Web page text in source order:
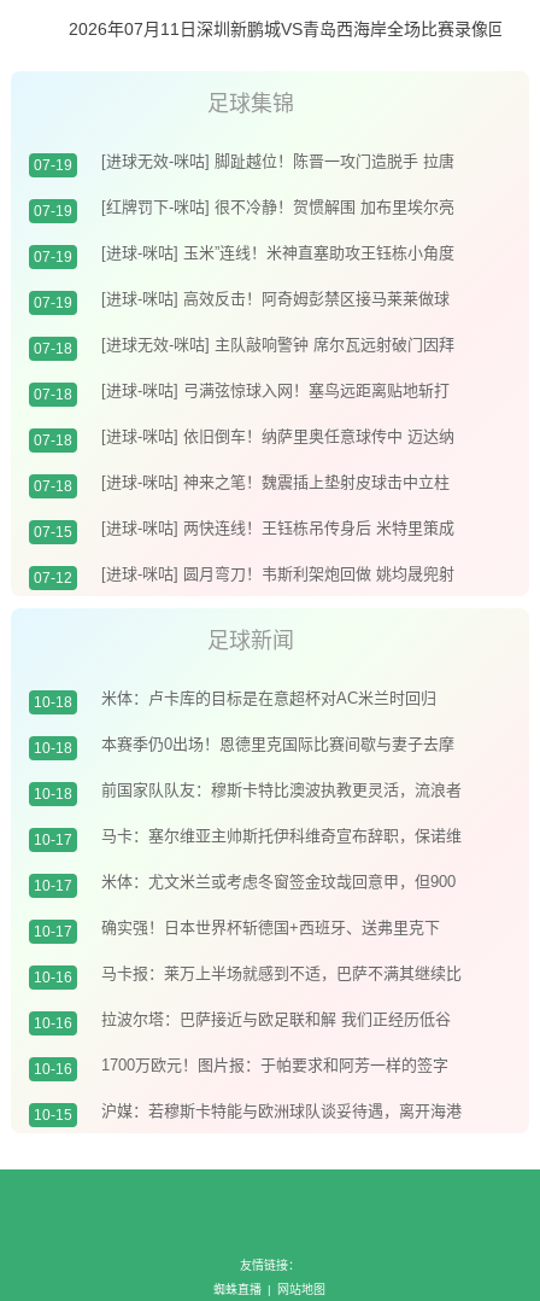
2026年07月11日深圳新鹏城VS青岛西海岸全场比赛录像回放
足球集锦
07-19
[进球无效-咪咕] 脚趾越位！陈晋一攻门造脱手 拉唐
补射破门无效
07-19
[红牌罚下-咪咕] 很不冷静！贺惯解围 加布里埃尔亮
鞋钉染红
07-19
[进球-咪咕] 玉米”连线！米神直塞助攻王钰栋小角度
破门
07-19
[进球-咪咕] 高效反击！阿奇姆彭禁区接马莱莱做球
推射入网
07-18
[进球无效-咪咕] 主队敲响警钟 席尔瓦远射破门因拜
合拉木越位在先进球无效
07-18
[进球-咪咕] 弓满弦惊球入网！塞鸟远距离贴地斩打
破僵局
07-18
[进球-咪咕] 依旧倒车！纳萨里奥任意球传中 迈达纳
头槌破荒
07-18
[进球-咪咕] 神来之笔！魏震插上垫射皮球击中立柱
弹入网窝
07-15
[进球-咪咕] 两快连线！王钰栋吊传身后 米特里策成
功将球顶进
07-12
[进球-咪咕] 圆月弯刀！韦斯利架炮回做 姚均晟兜射
足球新闻
10-18 米体：卢卡库的目标是在意超杯对AC米兰时回归
10-18
本赛季仍0出场！恩德里克国际比赛间歇与妻子去摩
洛哥度假️
10-18
前国家队队友：穆斯卡特比澳波执教更灵活，流浪者
对他而言是机会
10-17
马卡：塞尔维亚主帅斯托伊科维奇宣布辞职，保诺维
奇有望接任帅位
10-17
米体：尤文米兰或考虑冬窗签金玟哉回意甲，但900
万欧年薪是阻碍
10-17
确实强！日本世界杯斩德国+西班牙、送弗里克下
课、让2追3赢巴西
10-16
马卡报：莱万上半场就感到不适，巴萨不满其继续比
赛导致伤势恶化
10-16
拉波尔塔：巴萨接近与欧足联和解 我们正经历低谷
期待战绩反弹
10-16
1700万欧元！图片报：于帕要求和阿芳一样的签字
费，拜仁不愿意给
10-15
沪媒：若穆斯卡特能与欧洲球队谈妥待遇，离开海港
友情链接：
蜘蛛直播 | 网站地图